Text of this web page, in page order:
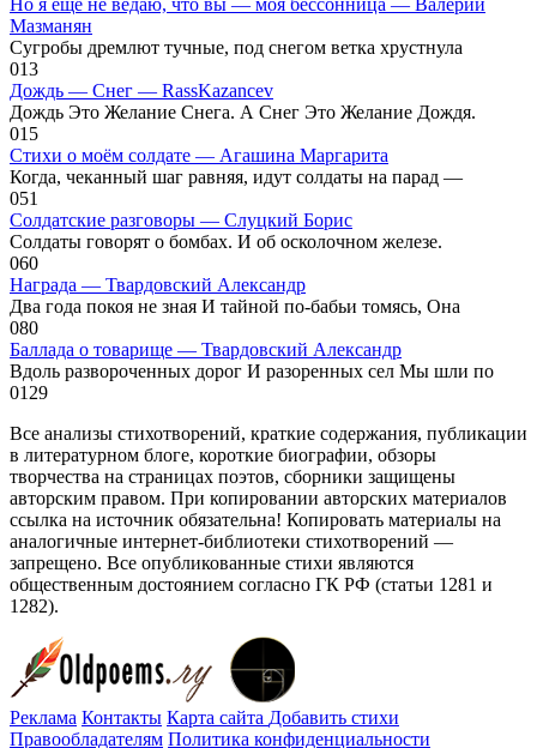
Мазманян
Сугробы дремлют тучные, под снегом ветка хрустнула
013
Дождь — Снег — RassKazancev
Дождь Это Желание Снега. А Снег Это Желание Дождя.
015
Стихи о моём солдате — Агашина Маргарита
Когда, чеканный шаг равняя, идут солдаты на парад —
051
Солдатские разговоры — Слуцкий Борис
Солдаты говорят о бомбах. И об осколочном железе.
060
Награда — Твардовский Александр
Два года покоя не зная И тайной по-бабьи томясь, Она
080
Баллада о товарище — Твардовский Александр
Вдоль развороченных дорог И разоренных сел Мы шли по
0129
Все анализы стихотворений, краткие содержания, публикации
в литературном блоге, короткие биографии, обзоры
творчества на страницах поэтов, сборники защищены
авторским правом. При копировании авторских материалов
ссылка на источник обязательна! Копировать материалы на
аналогичные интернет-библиотеки стихотворений —
запрещено. Все опубликованные стихи являются
общественным достоянием согласно ГК РФ (статьи 1281 и
1282).
Реклама Контакты Карта сайта Добавить стихи
Правообладателям Политика конфиденциальности